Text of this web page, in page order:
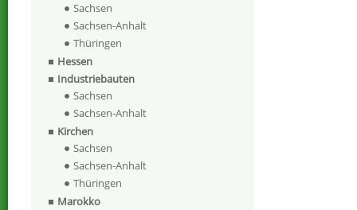
Sachsen
Sachsen-Anhalt
Thüringen
Hessen
Industriebauten
Sachsen
Sachsen-Anhalt
Kirchen
Sachsen
Sachsen-Anhalt
Thüringen
Marokko